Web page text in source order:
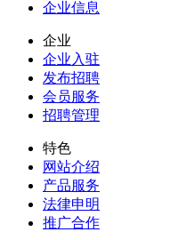
企业信息
企业
企业入驻
发布招聘
会员服务
招聘管理
特色
网站介绍
产品服务
法律申明
推广合作